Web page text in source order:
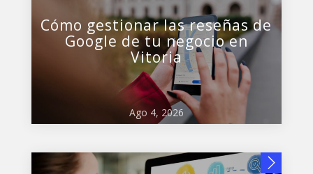
Cómo gestionar las reseñas de
Google de tu negocio en
Vitoria
Ago 4, 2026